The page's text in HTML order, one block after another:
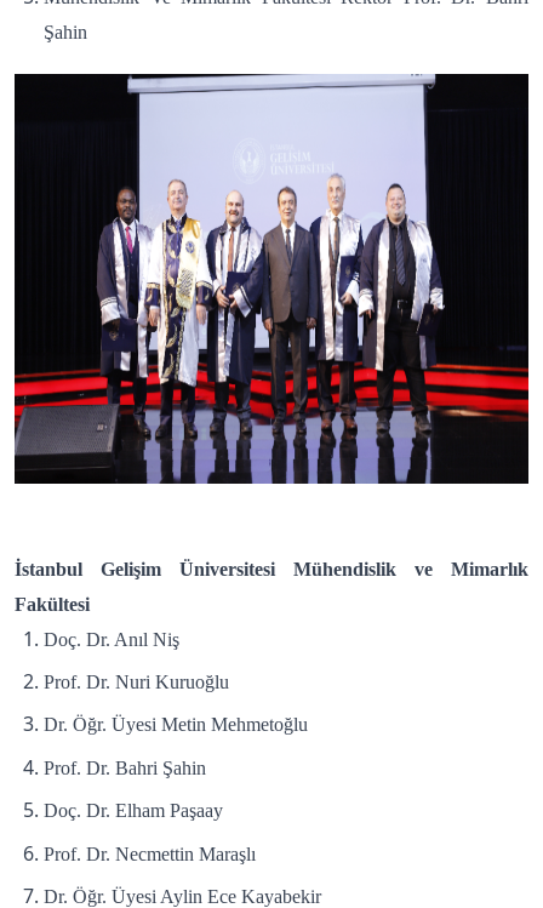
Şahin
İstanbul Gelişim Üniversitesi Mühendislik ve Mimarlık
Fakültesi
Doç. Dr. Anıl Niş
Prof. Dr. Nuri Kuruoğlu
Dr. Öğr. Üyesi Metin Mehmetoğlu
Prof. Dr. Bahri Şahin
Doç. Dr. Elham Paşaay
Prof. Dr. Necmettin Maraşlı
Dr. Öğr. Üyesi Aylin Ece Kayabekir